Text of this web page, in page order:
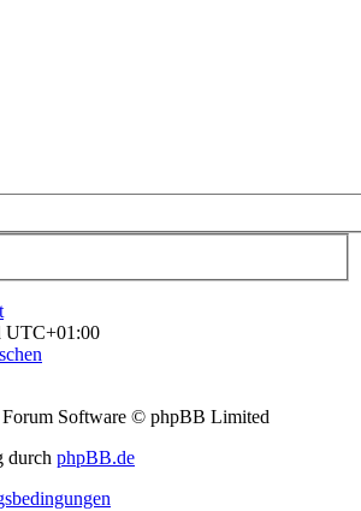
UTC+01:00
Software © phpBB Limited
durch phpBB.de